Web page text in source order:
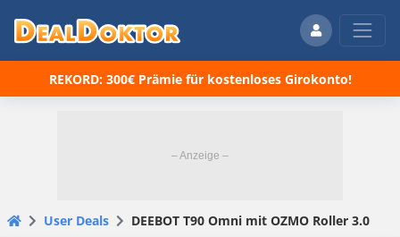
REKORD: 300€ Prämie für kostenloses Girokonto!
User Deals DEEBOT T90 Omni mit OZMO Roller 3.0